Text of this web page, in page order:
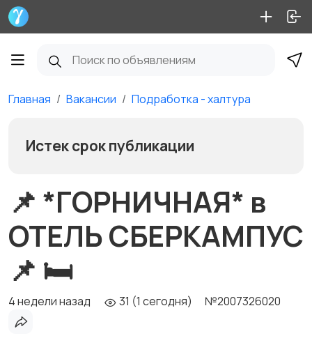
Главная Вакансии Подработка - халтура
Истек срок публикации
📌 *ГОРНИЧНАЯ* в
ОТЕЛЬ СБЕРКАМПУС
📌 🛏️
4 недели назад 31 (1 сегодня) №2007326020